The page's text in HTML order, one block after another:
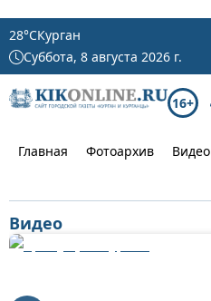
28°CКурган
Суббота, 8 августа 2026 г.
16+
Главная Фотоархив Видео
Видео